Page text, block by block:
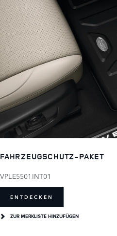
FAHRZEUGSCHUTZ-PAKET
VPLE5501INT01
ENTDECKEN
ZUR MERKLISTE HINZUFÜGEN